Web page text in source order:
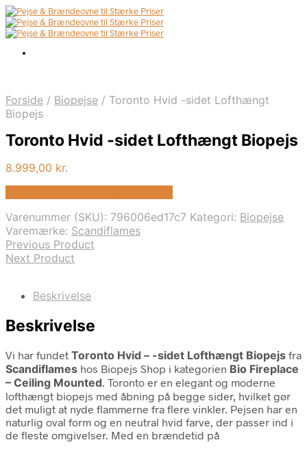
Forside / Biopejse / Toronto Hvid -sidet Lofthængt
Biopejs
Toronto Hvid -sidet Lofthængt Biopejs
8.999,00 kr.
Varenummer (SKU): 796006ed17c7 Kategori: Biopejse
Varemærke: Scandiflames
Previous Product
Next Product
Beskrivelse
Beskrivelse
Vi har fundet Toronto Hvid – -sidet Lofthængt Biopejs fra
Scandiflames hos Biopejs Shop i kategorien Bio Fireplace
– Ceiling Mounted. Toronto er en elegant og moderne
lofthængt biopejs med åbning på begge sider, hvilket gør
det muligt at nyde flammerne fra flere vinkler. Pejsen har en
naturlig oval form og en neutral hvid farve, der passer ind i
de fleste omgivelser. Med en brændetid på